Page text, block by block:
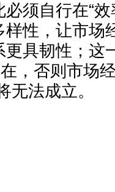
须自行在“效
性，让市场
更具韧性；这
，否则市场
无法成立。